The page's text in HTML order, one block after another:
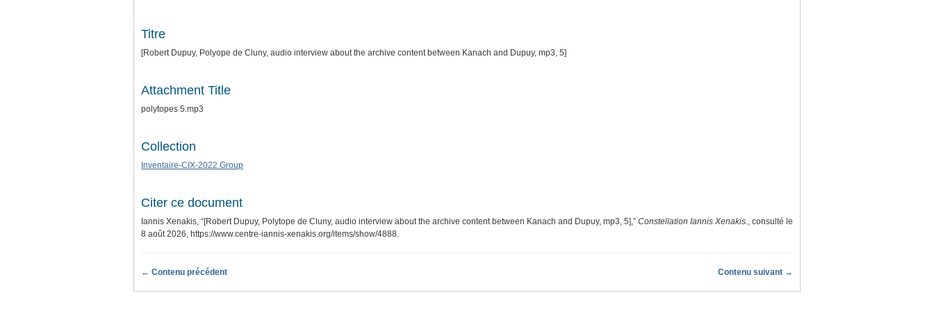
Titre
[Robert Dupuy, Polyope de Cluny, audio interview about the archive content between Kanach and Dupuy, mp3, 5]
Attachment Title
polytopes 5.mp3
Collection
Inventaire-CIX-2022 Group
Citer ce document
Iannis Xenakis, “[Robert Dupuy, Polytope de Cluny, audio interview about the archive content between Kanach and Dupuy, mp3, 5],” Constellation Iannis Xenakis., consulté le
8 août 2026, https://www.centre-iannis-xenakis.org/items/show/4888.
← Contenu précédent Contenu suivant →